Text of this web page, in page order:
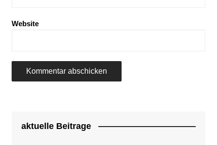
Website
aktuelle Beitrage